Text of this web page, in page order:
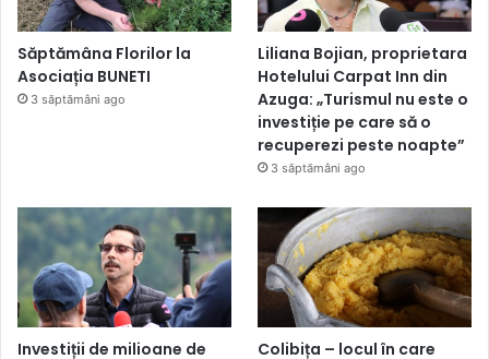
Săptămâna Florilor la
Asociația BUNETI
3 săptămâni ago
Liliana Bojian, proprietara
Hotelului Carpat Inn din
Azuga: „Turismul nu este o
investiție pe care să o
recuperezi peste noapte”
3 săptămâni ago
Investiții de milioane de
Colibița – locul în care